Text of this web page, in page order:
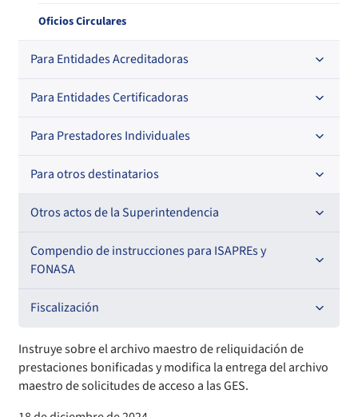
Oficios Circulares
Para Entidades Acreditadoras
Circulares
Circulares internas
Resoluciones
Oficios Circulares
Para Entidades Certificadoras
Resoluciones
Para Prestadores Individuales
Circulares
Circulares internas
Resoluciones
Para otros destinatarios
Circulares
Otros actos de la Superintendencia
Antecedentes preparatorios de normas que afecten a
EMT Ley N° 20.416
Comisión Evaluadora de Licitaciones Públicas
Convenios de colaboración
Declaración de patrimonio e intereses de autoridades
Compendio de instrucciones para ISAPREs y
FONASA
Compendio Beneficios
Compendio de Archivos Maestros
Compendio Información
Fiscalización
Informes de fiscalización
Sanciones aplicadas
Instruye sobre el archivo maestro de reliquidación de
prestaciones bonificadas y modifica la entrega del archivo
maestro de solicitudes de acceso a las GES.